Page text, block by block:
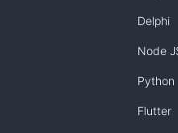
Delphi
Node
Python
Flutter